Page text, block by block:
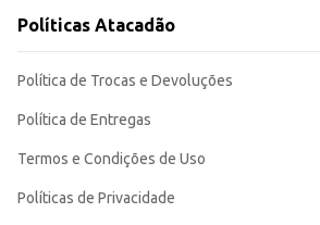
Políticas Atacadão
Política de Trocas e Devoluções
Política de Entregas
Termos e Condições de Uso
Políticas de Privacidade